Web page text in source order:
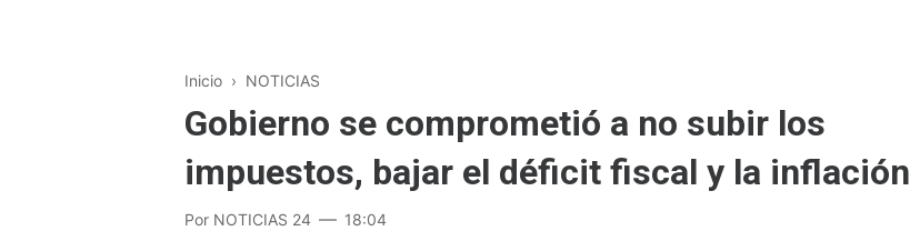
Inicio › NOTICIAS
Gobierno se comprometió a no subir los
impuestos, bajar el déficit fiscal y la inflación
Por NOTICIAS 24 18:04